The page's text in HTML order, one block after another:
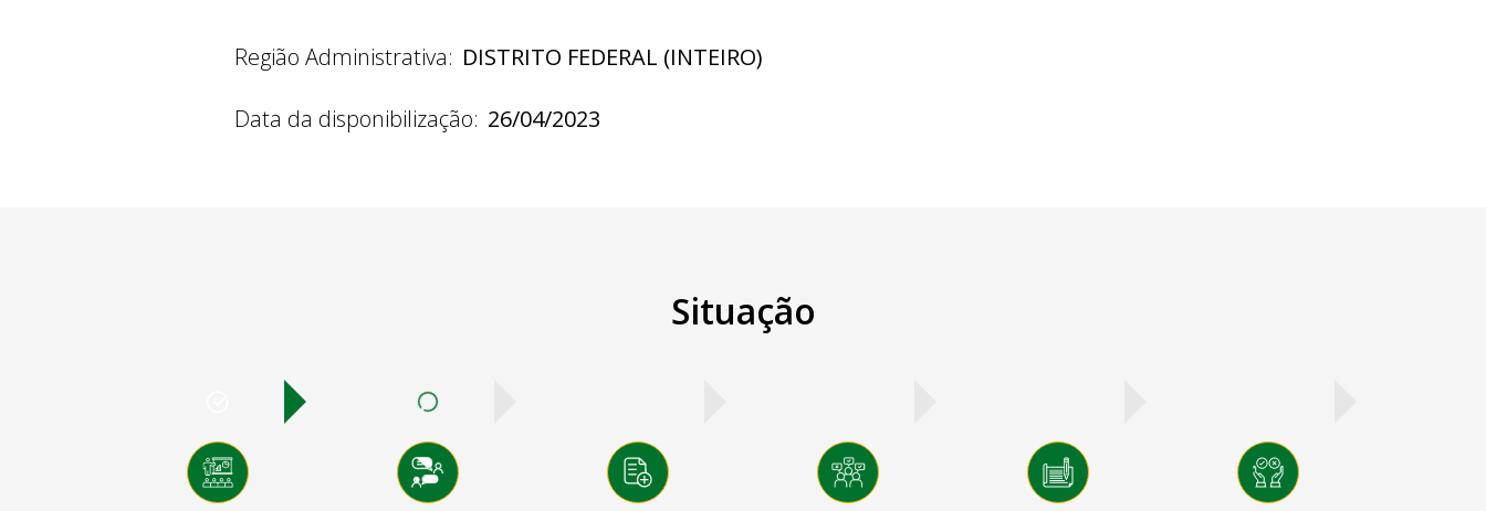
Região Administrativa: DISTRITO FEDERAL (INTEIRO)
Data da disponibilização: 26/04/2023
Situação